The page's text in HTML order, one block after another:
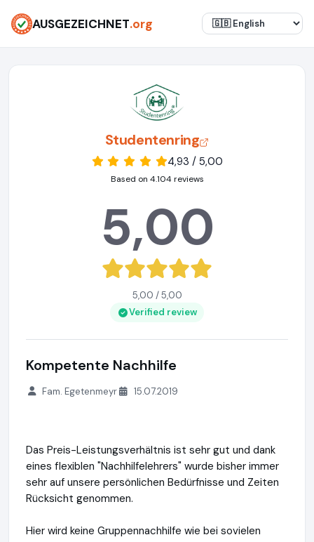
AUSGEZEICHNET.org
Studentenring
4,93 / 5,00
Based on 4.104 reviews
5,00
5,00 / 5,00
Verified review
Kompetente Nachhilfe
Fam. Egetenmeyr 15.07.2019
Das Preis-Leistungsverhältnis ist sehr gut und dank
eines flexiblen "Nachhilfelehrers" wurde bisher immer
sehr auf unsere persönlichen Bedürfnisse und Zeiten
Rücksicht genommen.
Hier wird keine Gruppennachhilfe wie bei sovielen